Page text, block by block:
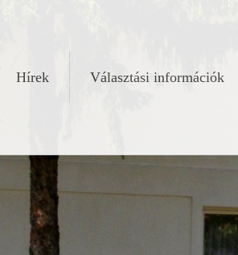
Hírek Választási információk